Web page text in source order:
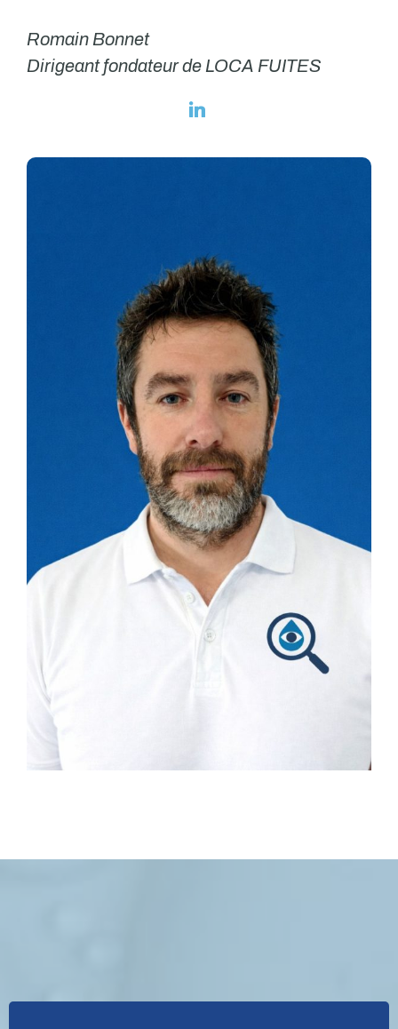
Romain Bonnet
Dirigeant fondateur de LOCA FUITES